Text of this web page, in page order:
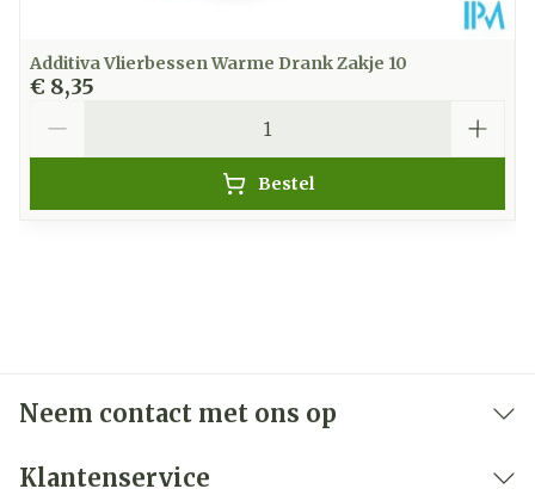
Additiva Vlierbessen Warme Drank Zakje 10
€ 8,35
Bestel
Neem contact met ons op
Klantenservice